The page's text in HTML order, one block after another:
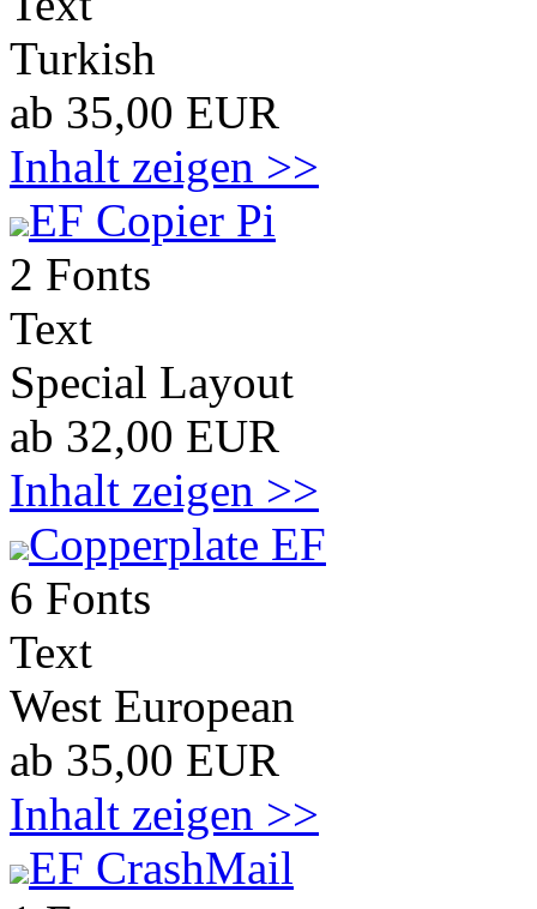
Turkish
ab 35,00 EUR
Inhalt zeigen >>
EF Copier Pi
2 Fonts
Text
Special Layout
ab 32,00 EUR
Inhalt zeigen >>
Copperplate EF
6 Fonts
Text
West European
ab 35,00 EUR
Inhalt zeigen >>
EF CrashMail